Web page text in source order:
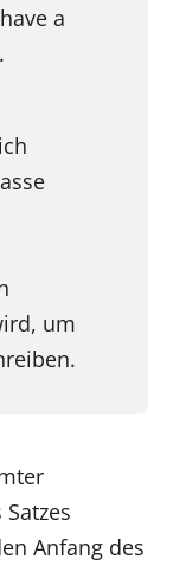
a
um
Anfang des